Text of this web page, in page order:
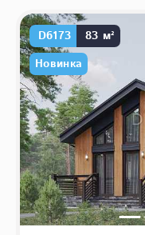
D6173
83 м²
Новинка